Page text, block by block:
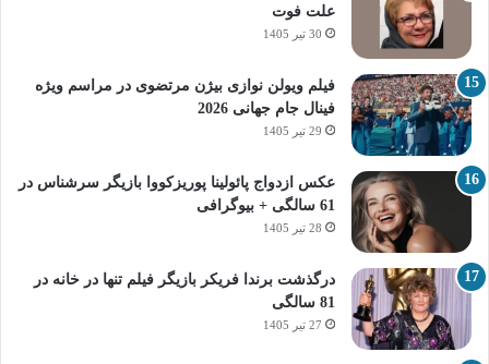
علت فوت
30 تیر 1405
فیلم ویولن نوازی بیژن مرتضوی در مراسم ویژه
فینال جام جهانی 2026
29 تیر 1405
عکس ازدواج پائولینا پوریزکووا بازیگر سرشناس در
61 سالگی + بیوگرافی
28 تیر 1405
درگذشت برندا فریکر بازیگر فیلم تنها در خانه در
81 سالگی
27 تیر 1405